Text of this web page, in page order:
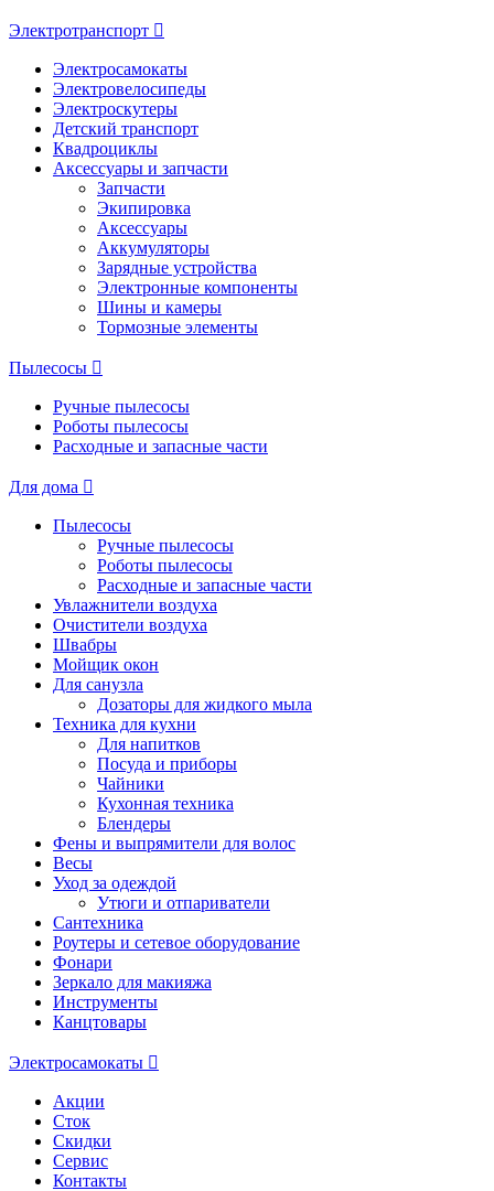
Электротранспорт
Электросамокаты
Электровелосипеды
Электроскутеры
Детский транспорт
Квадроциклы
Аксессуары и запчасти
Запчасти
Экипировка
Аксессуары
Аккумуляторы
Зарядные устройства
Электронные компоненты
Шины и камеры
Тормозные элементы
Пылесосы
Ручные пылесосы
Роботы пылесосы
Расходные и запасные части
Для дома
Пылесосы
Ручные пылесосы
Роботы пылесосы
Расходные и запасные части
Увлажнители воздуха
Очистители воздуха
Швабры
Мойщик окон
Для санузла
Дозаторы для жидкого мыла
Техника для кухни
Для напитков
Посуда и приборы
Чайники
Кухонная техника
Блендеры
Фены и выпрямители для волос
Весы
Уход за одеждой
Утюги и отпариватели
Сантехника
Роутеры и сетевое оборудование
Фонари
Зеркало для макияжа
Инструменты
Канцтовары
Электросамокаты
Акции
Сток
Скидки
Сервис
Контакты